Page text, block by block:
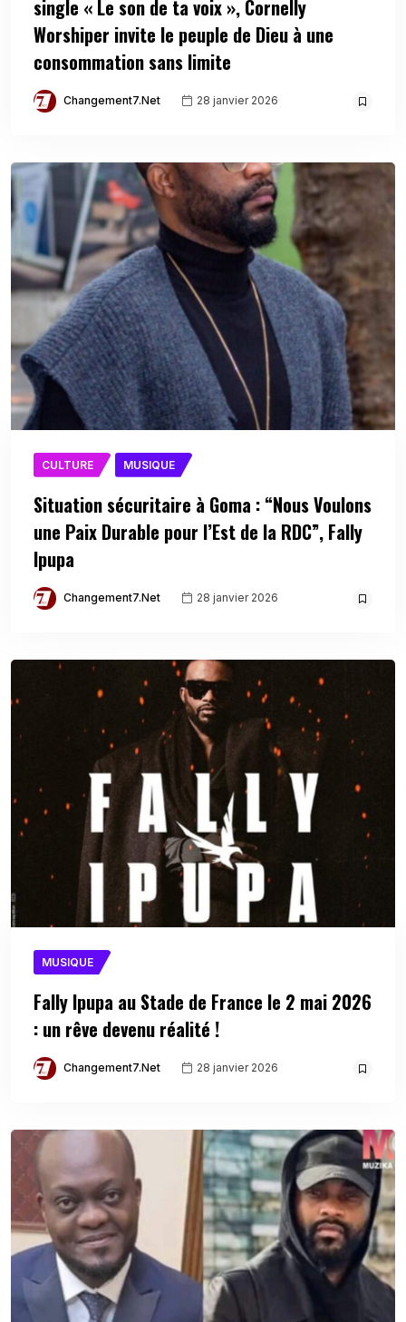
single « Le son de ta voix », Cornelly
Worshiper invite le peuple de Dieu à une
consommation sans limite
Changement7.net 28 janvier 2026
CULTURE MUSIQUE
Situation sécuritaire à Goma : “Nous Voulons
une Paix Durable pour l’Est de la RDC”, Fally
Ipupa
Changement7.net 28 janvier 2026
MUSIQUE
Fally Ipupa au Stade de France le 2 mai 2026
: un rêve devenu réalité !
Changement7.net 28 janvier 2026